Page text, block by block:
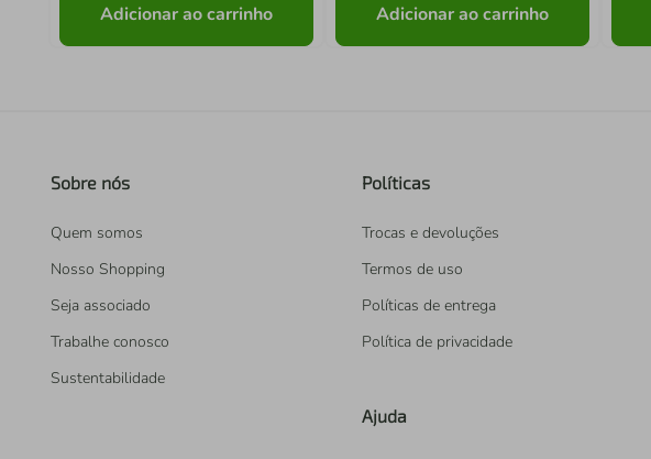
Adicionar ao carrinho Adicionar ao carrinho
Sobre nós
Quem somos
Nosso Shopping
Seja associado
Trabalhe conosco
Sustentabilidade
Políticas
Trocas e devoluções
Termos de uso
Políticas de entrega
Política de privacidade
Ajuda